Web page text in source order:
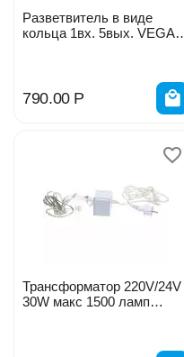
Разветвитель в виде
кольца 1вх. 5вых. VEGAS
790.00 Р
Трансформатор 220V/24V
30W макс 1500 ламп